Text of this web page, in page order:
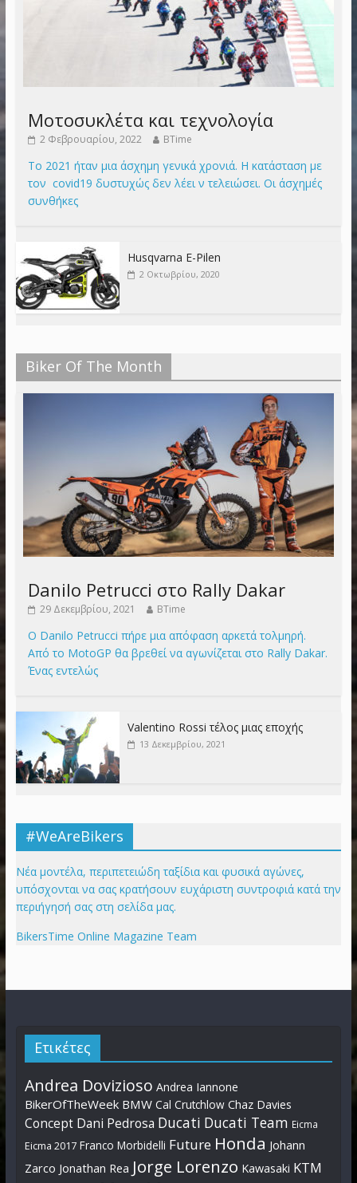
Μοτοσυκλέτα και τεχνολογία
2 Φεβρουαρίου, 2022 BTime
Το 2021 ήταν μια άσχημη γενικά χρονιά. Η κατάσταση με
τον covid19 δυστυχώς δεν λέει ν τελειώσει. Οι άσχημές
συνθήκες
Husqvarna E-Pilen
2 Οκτωβρίου, 2020
Biker Of The Month
Danilo Petrucci στο Rally Dakar
29 Δεκεμβρίου, 2021 BTime
Ο Danilo Petrucci πήρε μια απόφαση αρκετά τολμηρή.
Από το MotoGP θα βρεθεί να αγωνίζεται στο Rally Dakar.
Ένας εντελώς
Valentino Rossi τέλος μιας εποχής
13 Δεκεμβρίου, 2021
#WeAreBikers
Νέα μοντέλα, περιπετειώδη ταξίδια και φυσικά αγώνες,
υπόσχονται να σας κρατήσουν ευχάριστη συντροφιά κατά την
περιήγησή σας στη σελίδα μας.
BikersTime Online Magazine Team
Ετικέτες
Andrea Dovizioso Andrea Iannone
BikerOfTheWeek BMW Cal Crutchlow Chaz Davies
Concept Dani Pedrosa Ducati Ducati Team Eicma
Eicma 2017 Franco Morbidelli Future Honda Johann
Zarco Jonathan Rea Jorge Lorenzo Kawasaki KTM